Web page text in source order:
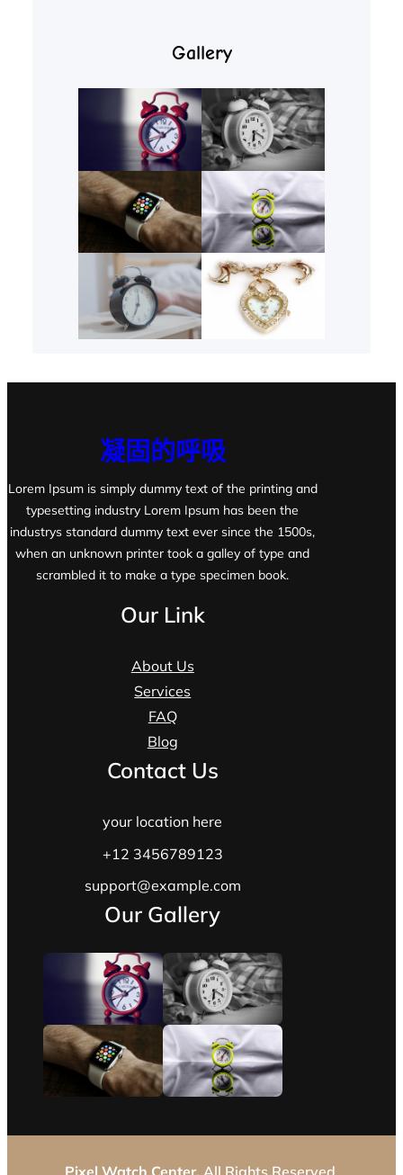
Gallery
凝固的呼吸
Lorem Ipsum is simply dummy text of the printing and
typesetting industry Lorem Ipsum has been the
industrys standard dummy text ever since the 1500s,
when an unknown printer took a galley of type and
scrambled it to make a type specimen book.
Our Link
About Us
Services
FAQ
Blog
Contact Us
your location here
+12 3456789123
support@example.com
Our Gallery